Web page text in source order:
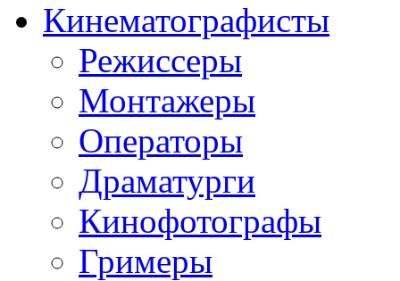
Кинематографисты
Режиссеры
Монтажеры
Операторы
Драматурги
Кинофотографы
Гримеры